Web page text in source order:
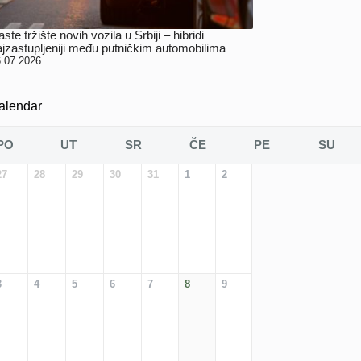
tržište novih vozila u Srbiji – hibridi
među putničkim automobilima
UT SR ČE PE SU
28 29 30 31 1 2
4 5 6 7 8 9